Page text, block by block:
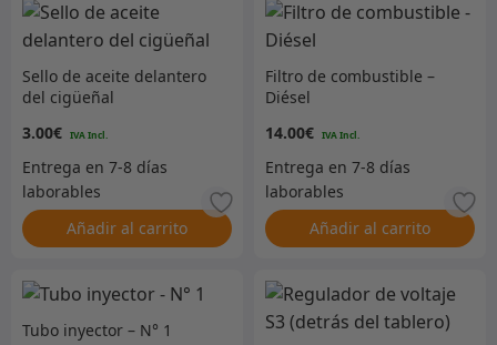
Sello de aceite delantero
del cigüeñal
3.00€
Añadir al carrito
Filtro de combustible –
Diésel
14.00€
Añadir al carrito
Tubo inyector – N° 1